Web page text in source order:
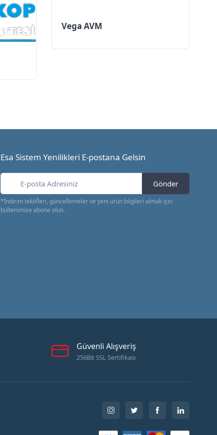
Vega AVM
Esa Sistem Yenilikleri E-postana Gelsin
Gönder
*İndirim teklifleri, güncellemeler ve yeni ürün bilgileri almak için
bültenimize abone olun.
Güvenli Alışveriş
256Bit SSL Sertifikası